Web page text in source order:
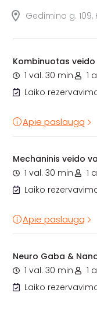
Gedimino g.
Kombinuotas
1 val. 30 min.
1
Laiko
Apie paslaugą
Mechaninis veido
1 val. 30 min.
1
Laiko
Apie paslaugą
Neuro Gaba &
1 val. 30 min.
1
Laiko